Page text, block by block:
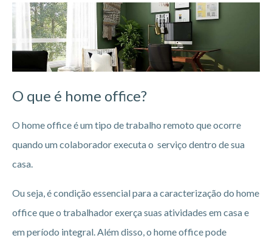
O que é home office?
O home office é um tipo de trabalho remoto que ocorre
quando um colaborador executa o serviço dentro de sua
casa.
Ou seja, é condição essencial para a caracterização do home
office que o trabalhador exerça suas atividades em casa e
em período integral. Além disso, o home office pode